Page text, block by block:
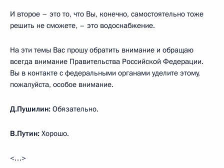
И второе – это то, что Вы, конечно, самостоятельно тоже
решить не сможете, – это водоснабжение.
На эти темы Вас прошу обратить внимание и обращаю
всегда внимание Правительства Российской Федерации.
Вы в контакте с федеральными органами уделите этому,
пожалуйста, особое внимание.
Д.Пушилин: Обязательно.
В.Путин: Хорошо.
<…>